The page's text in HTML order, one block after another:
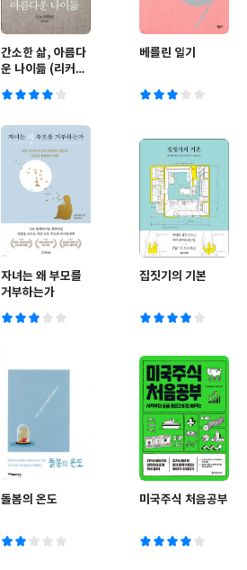
간소한 삶, 아름다
운 나이듦 (리커버
베를린 일기
자녀는 왜 부모를
거부하는가
집짓기의 기본
돌봄의 온도 미국주식 처음공부